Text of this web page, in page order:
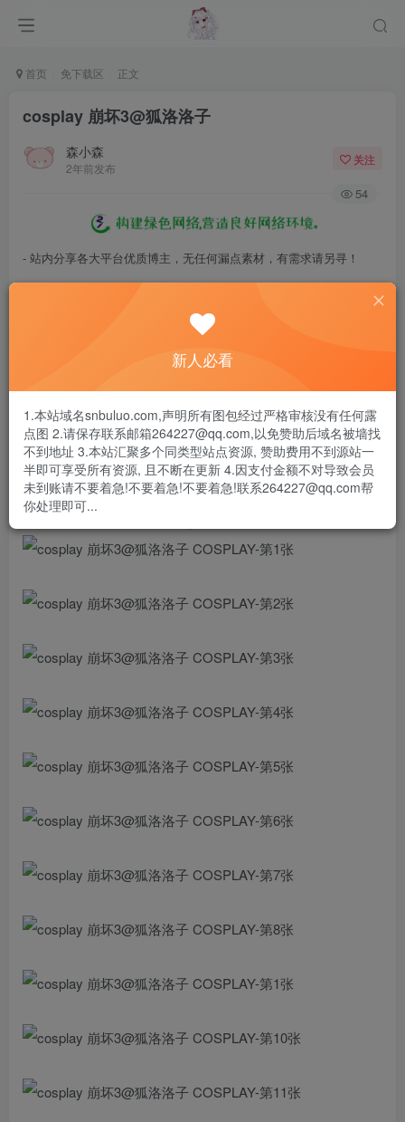
首页 免下载区 正文
cosplay 崩坏3@狐洛洛子
森小森
2年前发布
关注
54
- 站内分享各大平台优质博主，无任何漏点素材，有需求请另寻！
- 百度网盘提示提取码错误，请更换浏览器重试，这是百度网盘版本问
- 遇见解压密码不对、无法解压，请查看
- 资源失效/充值未到账/账号解禁...等问题请《提交工单》
#cosplay##崩坏3#
正片不够自拍凑，存个档
摄影@BunnyTuan
新人必看
1.本站域名snbuluo.com,声明所有图包经过严格审核没有任何露
点图 2.请保存联系邮箱264227@qq.com,以免赞助后域名被墙找
不到地址 3.本站汇聚多个同类型站点资源, 赞助费用不到源站一
半即可享受所有资源, 且不断在更新 4.因支付金额不对导致会员
未到账请不要着急!不要着急!不要着急!联系264227@qq.com帮
你处理即可...